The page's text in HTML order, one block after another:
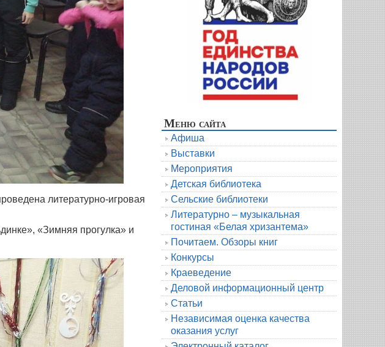
литературно-игровая
«Зимняя прогулка» и
Меню сайта
Афиша
Выставки
Мероприятия
Детская библиотека
Сельские библиотеки
Литературно – музыкальная
гостиная «Белая хризантема»
Почитаем. Обзоры книг
Конкурсы
Краеведение
Деловой информационный центр
Статьи
Независимая оценка качества
оказания услуг